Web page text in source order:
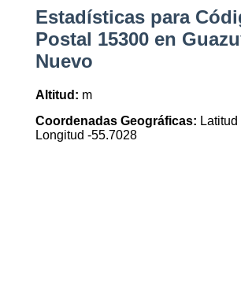
Estadísticas para
Postal 15300 en
Nuevo
Altitud: m
Coordenadas Geográficas:
Longitud -55.7028